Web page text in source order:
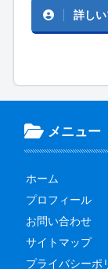
詳し
メニュー
ホーム
プロフィール
お問い合わせ
サイトマップ
プライバシーポ